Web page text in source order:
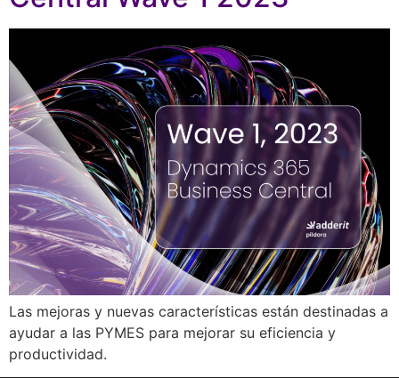
Las mejoras y nuevas características están destinadas a
ayudar a las PYMES para mejorar su eficiencia y
productividad.